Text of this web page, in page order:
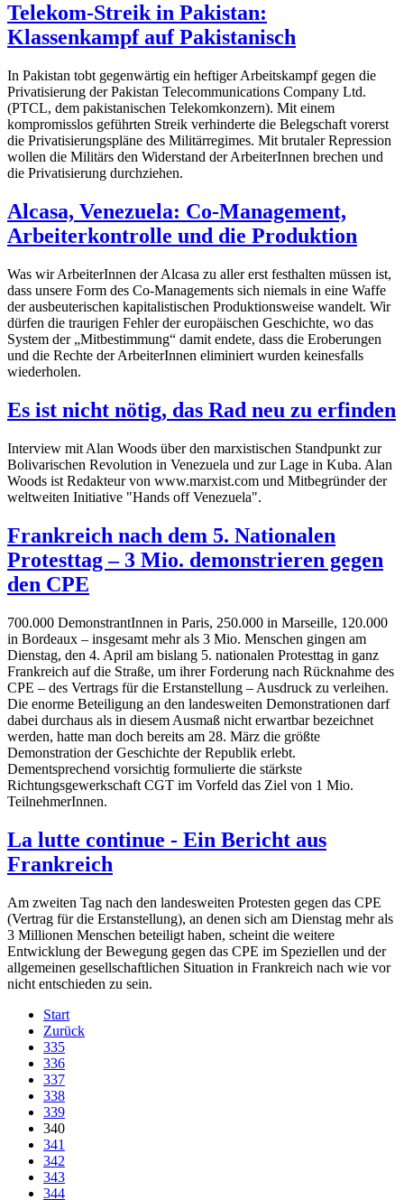
Telekom-Streik in Pakistan:
Klassenkampf auf Pakistanisch
In Pakistan tobt gegenwärtig ein heftiger Arbeitskampf gegen die
Privatisierung der Pakistan Telecommunications Company Ltd.
(PTCL, dem pakistanischen Telekomkonzern). Mit einem
kompromisslos geführten Streik verhinderte die Belegschaft vorerst
die Privatisierungspläne des Militärregimes. Mit brutaler Repression
wollen die Militärs den Widerstand der ArbeiterInnen brechen und
die Privatisierung durchziehen.
Alcasa, Venezuela: Co-Management,
Arbeiterkontrolle und die Produktion
Was wir ArbeiterInnen der Alcasa zu aller erst festhalten müssen ist,
dass unsere Form des Co-Managements sich niemals in eine Waffe
der ausbeuterischen kapitalistischen Produktionsweise wandelt. Wir
dürfen die traurigen Fehler der europäischen Geschichte, wo das
System der „Mitbestimmung“ damit endete, dass die Eroberungen
und die Rechte der ArbeiterInnen eliminiert wurden keinesfalls
wiederholen.
Es ist nicht nötig, das Rad neu zu erfinden
Interview mit Alan Woods über den marxistischen Standpunkt zur
Bolivarischen Revolution in Venezuela und zur Lage in Kuba. Alan
Woods ist Redakteur von www.marxist.com und Mitbegründer der
weltweiten Initiative "Hands off Venezuela".
Frankreich nach dem 5. Nationalen
Protesttag – 3 Mio. demonstrieren gegen
den CPE
700.000 DemonstrantInnen in Paris, 250.000 in Marseille, 120.000
in Bordeaux – insgesamt mehr als 3 Mio. Menschen gingen am
Dienstag, den 4. April am bislang 5. nationalen Protesttag in ganz
Frankreich auf die Straße, um ihrer Forderung nach Rücknahme des
CPE – des Vertrags für die Erstanstellung – Ausdruck zu verleihen.
Die enorme Beteiligung an den landesweiten Demonstrationen darf
dabei durchaus als in diesem Ausmaß nicht erwartbar bezeichnet
werden, hatte man doch bereits am 28. März die größte
Demonstration der Geschichte der Republik erlebt.
Dementsprechend vorsichtig formulierte die stärkste
Richtungsgewerkschaft CGT im Vorfeld das Ziel von 1 Mio.
TeilnehmerInnen.
La lutte continue - Ein Bericht aus
Frankreich
Am zweiten Tag nach den landesweiten Protesten gegen das CPE
(Vertrag für die Erstanstellung), an denen sich am Dienstag mehr als
3 Millionen Menschen beteiligt haben, scheint die weitere
Entwicklung der Bewegung gegen das CPE im Speziellen und der
allgemeinen gesellschaftlichen Situation in Frankreich nach wie vor
nicht entschieden zu sein.
Start
Zurück
335
336
337
338
339
340
341
342
343
344